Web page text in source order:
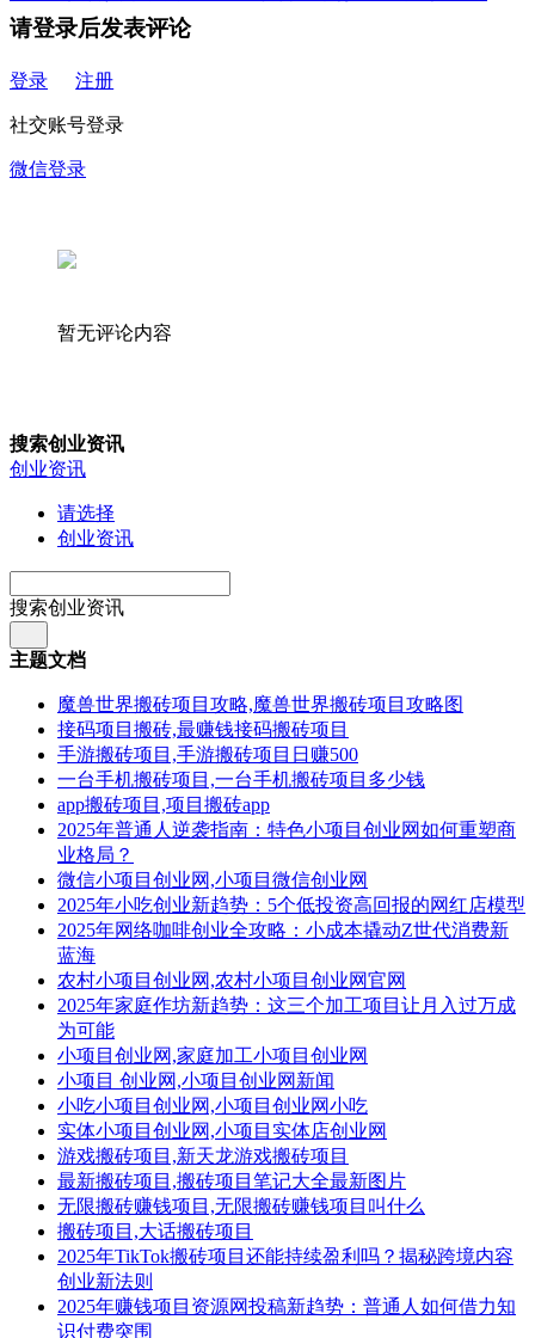
请登录后发表评论
登录 注册
社交账号登录
微信登录
暂无评论内容
搜索创业资讯
创业资讯
请选择
创业资讯
搜索创业资讯
主题文档
魔兽世界搬砖项目攻略,魔兽世界搬砖项目攻略图
接码项目搬砖,最赚钱接码搬砖项目
手游搬砖项目,手游搬砖项目日赚500
一台手机搬砖项目,一台手机搬砖项目多少钱
app搬砖项目,项目搬砖app
2025年普通人逆袭指南：特色小项目创业网如何重塑商
业格局？
微信小项目创业网,小项目微信创业网
2025年小吃创业新趋势：5个低投资高回报的网红店模型
2025年网络咖啡创业全攻略：小成本撬动Z世代消费新
蓝海
农村小项目创业网,农村小项目创业网官网
2025年家庭作坊新趋势：这三个加工项目让月入过万成
为可能
小项目创业网,家庭加工小项目创业网
小项目 创业网,小项目创业网新闻
小吃小项目创业网,小项目创业网小吃
实体小项目创业网,小项目实体店创业网
游戏搬砖项目,新天龙游戏搬砖项目
最新搬砖项目,搬砖项目笔记大全最新图片
无限搬砖赚钱项目,无限搬砖赚钱项目叫什么
搬砖项目,大话搬砖项目
2025年TikTok搬砖项目还能持续盈利吗？揭秘跨境内容
创业新法则
2025年赚钱项目资源网投稿新趋势：普通人如何借力知
识付费突围